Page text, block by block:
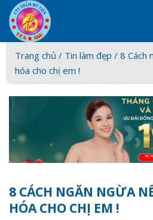
Skip
to
content
Trang chủ / Tin làm đẹp / 8 Cách
hóa cho chị em !
8 CÁCH NGĂN NGỪA
HÓA CHO CHỊ EM !